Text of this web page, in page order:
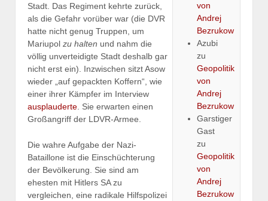
Stadt. Das Regiment kehrte zurück,
als die Gefahr vorüber war (die DVR
hatte nicht genug Truppen, um
Mariupol zu halten und nahm die
völlig unverteidigte Stadt deshalb gar
nicht erst ein). Inzwischen sitzt Asow
wieder „auf gepackten Koffern“, wie
einer ihrer Kämpfer im Interview
ausplauderte . Sie erwarten einen
Großangriff der LDVR-Armee.
Die wahre Aufgabe der Nazi-
Bataillone ist die Einschüchterung
der Bevölkerung. Sie sind am
ehesten mit Hitlers SA zu
vergleichen, eine radikale Hilfspolizei
von
Andrej
Bezrukow
Azubi
zu
Geopolitik
von
Andrej
Bezrukow
Garstiger
Gast
zu
Geopolitik
von
Andrej
Bezrukow